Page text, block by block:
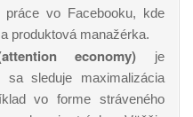
vo Facebooku, kde
produktová manažérka.
economy) je
sleduje maximalizácia
vo forme stráveného